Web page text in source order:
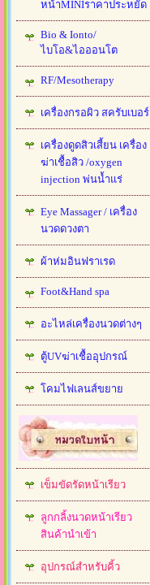
หน้าMINIราคาประหยัด
Bio & Ionto/
ไบโอ&ไอออนโต
RF/Mesotherapy
เครื่องกรอผิว สครับเบอร์
เครื่องดูดสิวเสี้ยน เครื่อง
ฆ่าเชื้อสิว /oxygen
injection พ่นน้ำแร่
Eye Massager / เครื่อง
นวดดวงตา
ผ้าห่มอินฟราเรด
Foot&Hand spa
อะไหล่เครื่องนวดต่างๆ
ตู้UVฆ่าเชื้ออุปกรณ์
โคมไฟเลนส์ขยาย
เข็มขัดรัดหน้าเรียว
ลูกกลิ้งนวดหน้าเรียว
สินค้านำเข้า
อุปกรณ์สำหรับคิ้ว